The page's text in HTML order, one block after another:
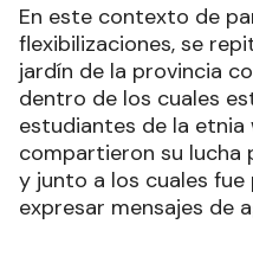
En este contexto de
flexibilizaciones, se
jardín de la provincia
dentro de los cuales
estudiantes de la etnia
compartieron su lucha
y junto a los cuales
expresar mensajes de